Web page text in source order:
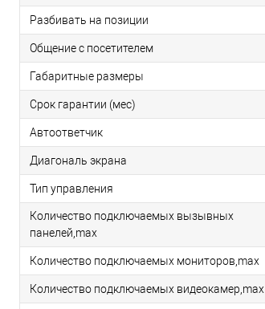
Разбивать на позиции
Общение с посетителем
Габаритные размеры
Срок гарантии (мес)
Автоответчик
Диагональ экрана
Тип управления
Количество подключаемых вызывных
панелей,max
Количество подключаемых мониторов,max
Количество подключаемых видеокамер,max